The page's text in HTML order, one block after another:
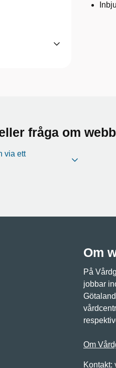
fråga om
via ett
Om
På
jobbar
Om
Kontakt: